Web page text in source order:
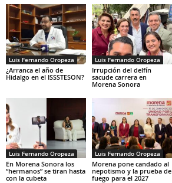
Luis Fernando Oropeza
¿Arranca el año de
Hidalgo en el ISSSTESON?
Luis Fernando Oropeza
Irrupción del delfín
sacude carrera en
Morena Sonora
Luis Fernando Oropeza
En Morena Sonora los
“hermanos” se tiran hasta
con la cubeta
Luis Fernando Oropeza
Morena pone candado al
nepotismo y la prueba de
fuego para el 2027